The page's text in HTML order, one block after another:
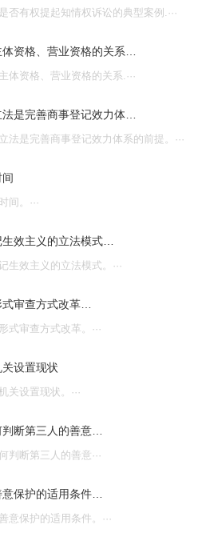
否有权提起知情权诉讼的典型案例.···
资格、营业资格的关系…
体资格、营业资格的关系.···
是完善商事登记效力体…
法是完善商事登记效力体系的前提。···
间。···
效主义的立法模式…
生效主义的立法模式。···
审查方式改革…
式审查方式改革。···
设置现状
关设置现状。···
断第三人的善意…
判断第三人的善意···
保护的适用条件…
意保护的适用条件。···